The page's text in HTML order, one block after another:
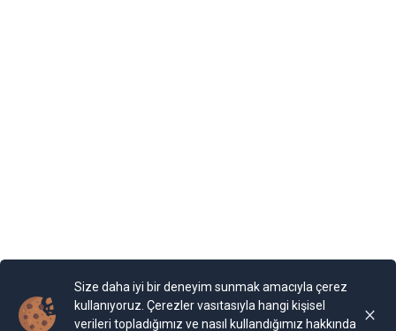
sunulmaktadır. Burada yer alan yorum ve tavsiyeler ise genel niteliktedir. Bu
Bu nedenle, sadece burada yer alan bilgilere dayanılarak yatırım kararı
verilmesi beklentilerinize uygun sonuçlar doğurmayabilir.
Size daha iyi bir deneyim sunmak amacıyla çerez
kullanıyoruz. Çerezler vasıtasıyla hangi kişisel
verileri topladığımız ve nasıl kullandığımız hakkında